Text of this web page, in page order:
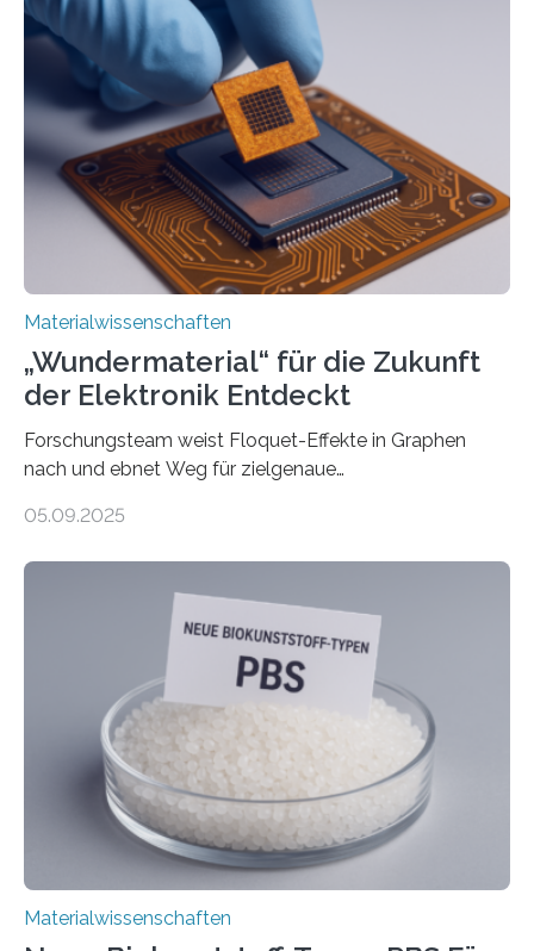
langwelliges Licht auf die Nanoskala komprimiert,
könnte Fortschritte in der Terahertz-Optik und bei
optoelektronischen Geräten ermöglichen, geleitet von
Vanderbilt und dem Fritz-Haber-Institut Josh Caldwell,
Professor für Maschinenbau und Direktor des
interdisziplinären Graduiertenprogramms für
Materialwissenschaften an der Vanderbilt University,
und Alexander Paarmann vom Fritz-Haber-Institut
leiteten ein internationales Forschungsprojekt, das…
Materialwissenschaften
„Wundermaterial“ für die Zukunft
der Elektronik Entdeckt
Forschungsteam weist Floquet-Effekte in Graphen
nach und ebnet Weg für zielgenaue
– nur eine Atomlage dick, aber extrem leitfähig und
Sensoren, leistungsstarken Batterien und effizienten
Solarzellen. Eine neue Studie hebt das Potenzial nun
noch auf ein neues Level: Zum ersten Mal haben
Forschende an der Universität Göttingen gemeinsam
mit Kollegen aus Braunschweig, Bremen und der
Schweiz direkt beobachtet, wie in Graphen…
05.09.2025
Materialwissenschaften